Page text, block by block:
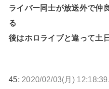
ライバー同士が放送外で仲
る
後はホロライブと違って土
45: 2020/02/03(月)